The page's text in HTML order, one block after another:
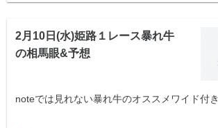
2月10日(水)姫路１レース暴れ牛
の相馬眼&予想
noteでは見れない暴れ牛のオススメワイド付き